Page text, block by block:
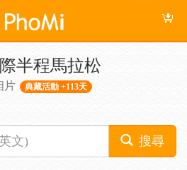
半程馬拉松
片 典藏活動 +113天
搜尋